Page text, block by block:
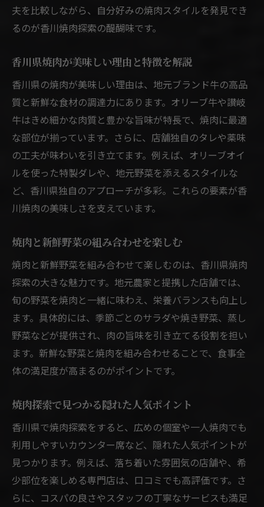
夫を比較しながら、自分好みの焼肉スタイルを発見でき
るのが香川焼肉探索の醍醐味です。
香川県焼肉が美味しい理由と特徴を解説
香川県の焼肉が美味しい理由は、地元ブランド牛の高品
質と新鮮な食材の調達力にあります。オリーブ牛や讃岐
牛はきめ細かな肉質と豊かな旨味が特長で、焼肉に最適
な部位が揃っています。さらに、店舗独自のタレや薬味
の工夫が味わいを引き立てます。例えば、オリーブオイ
ルを使った特製ダレや、地元野菜を添えるスタイルな
ど、香川県独自のアプローチが多彩。これらの要素が香
川焼肉の美味しさを支えています。
焼肉と新鮮野菜の組み合わせを楽しむ
焼肉と新鮮野菜を組み合わせて楽しむのは、香川県焼肉
探索の大きな魅力です。地元農家と提携した店舗では、
旬の野菜を焼肉と一緒に味わえ、栄養バランスも向上し
ます。具体的には、季節ごとのサラダや焼き野菜、蒸し
野菜などが提供され、肉の旨味を引き立てる役割を担い
ます。新鮮な野菜と焼肉を組み合わせることで、食事全
体の満足度が高まるのがポイントです。
焼肉探索で見つかる隠れた人気ポイント
香川県で焼肉探索をすると、広めの個室や一人焼肉でも
利用しやすいカウンター席など、隠れた人気ポイントが
見つかります。例えば、落ち着いた雰囲気の店舗や、希
少部位を楽しめる専門店は、口コミでも高評価です。さ
らに、コスパの良さやスタッフの丁寧なサービスも満足